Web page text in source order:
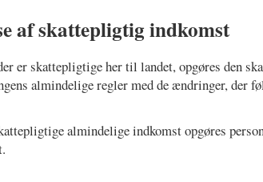
af skattepligtig indkomst
er skattepligtige her til landet, opgøres den
almindelige regler med de ændringer, der
almindelige indkomst opgøres